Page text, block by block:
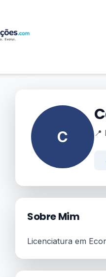
C 📍
Sobre Mim
Licenciatura em